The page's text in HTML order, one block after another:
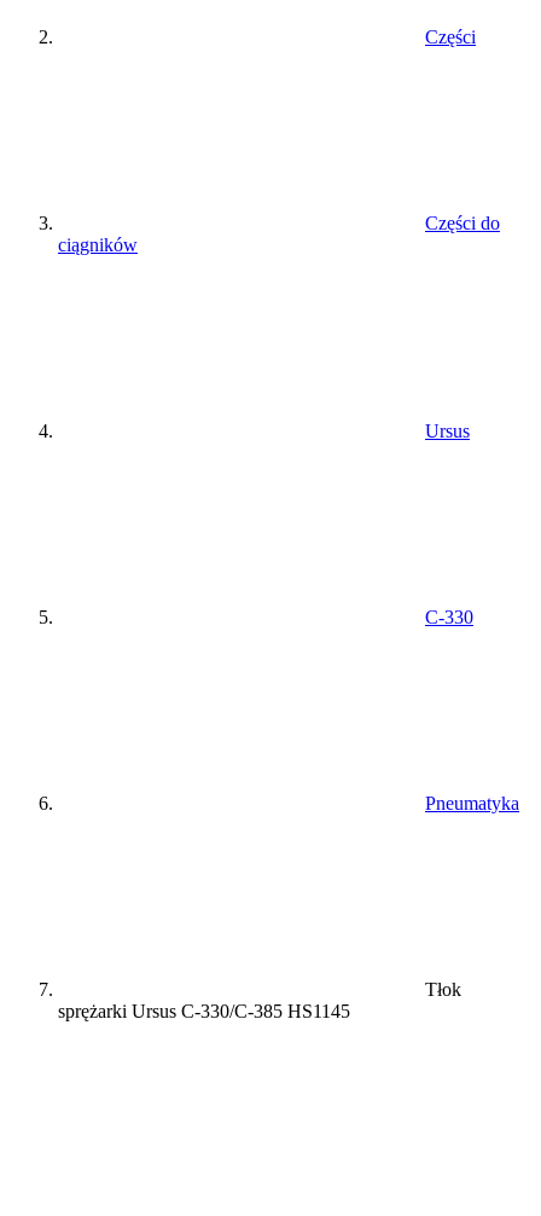
Części
Części do
ciągników
Ursus
C-330
Pneumatyka
Tłok
sprężarki Ursus C-330/C-385 HS1145